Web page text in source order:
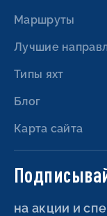
Маршруты
Лучшие
Типы яхт
Блог
Карта сайта
на акции и